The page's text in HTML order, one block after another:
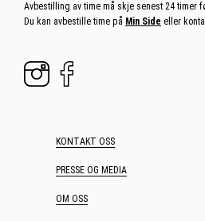
Avbestilling av time må skje senest 24 timer
Du kan avbestille time på Min Side eller
KONTAKT OSS
PRESSE OG MEDIA
OM OSS